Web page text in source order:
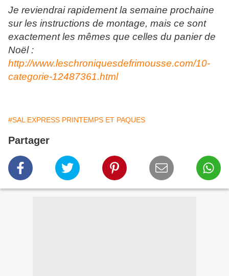
Je reviendrai rapidement la semaine prochaine
sur les instructions de montage, mais ce sont
exactement les mêmes que celles du panier de
Noël :
http://www.leschroniquesdefrimousse.com/10-
categorie-12487361.html
#SAL EXPRESS PRINTEMPS ET PAQUES
Partager